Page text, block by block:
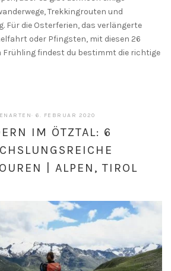
Trekkingrouten und
Für die Osterferien, das verlängerte
oder Pfingsten, mit diesen 26
Frühling findest du bestimmt die richtige
· 6. FEBRUAR 2020
2020
IM ÖTZTAL: 6
| ALPEN, TIROL